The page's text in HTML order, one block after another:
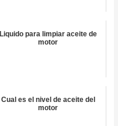
Liquido para limpiar aceite de
motor
Cual es el nivel de aceite del
motor